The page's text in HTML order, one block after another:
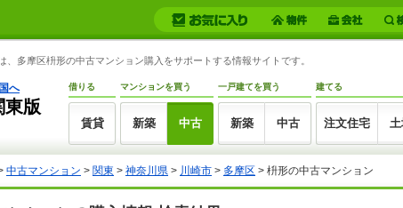
多摩区枡形の中古マンション購入をサポートする情報サイトです。
へ
東版
借りる
賃貸
マンションを買う
新築 中古
一戸建てを買う
新築 中古
建てる
注文住宅
中古マンション > 関東 > 神奈川県 > 川崎市 > 多摩区 > 枡形の中古マンション